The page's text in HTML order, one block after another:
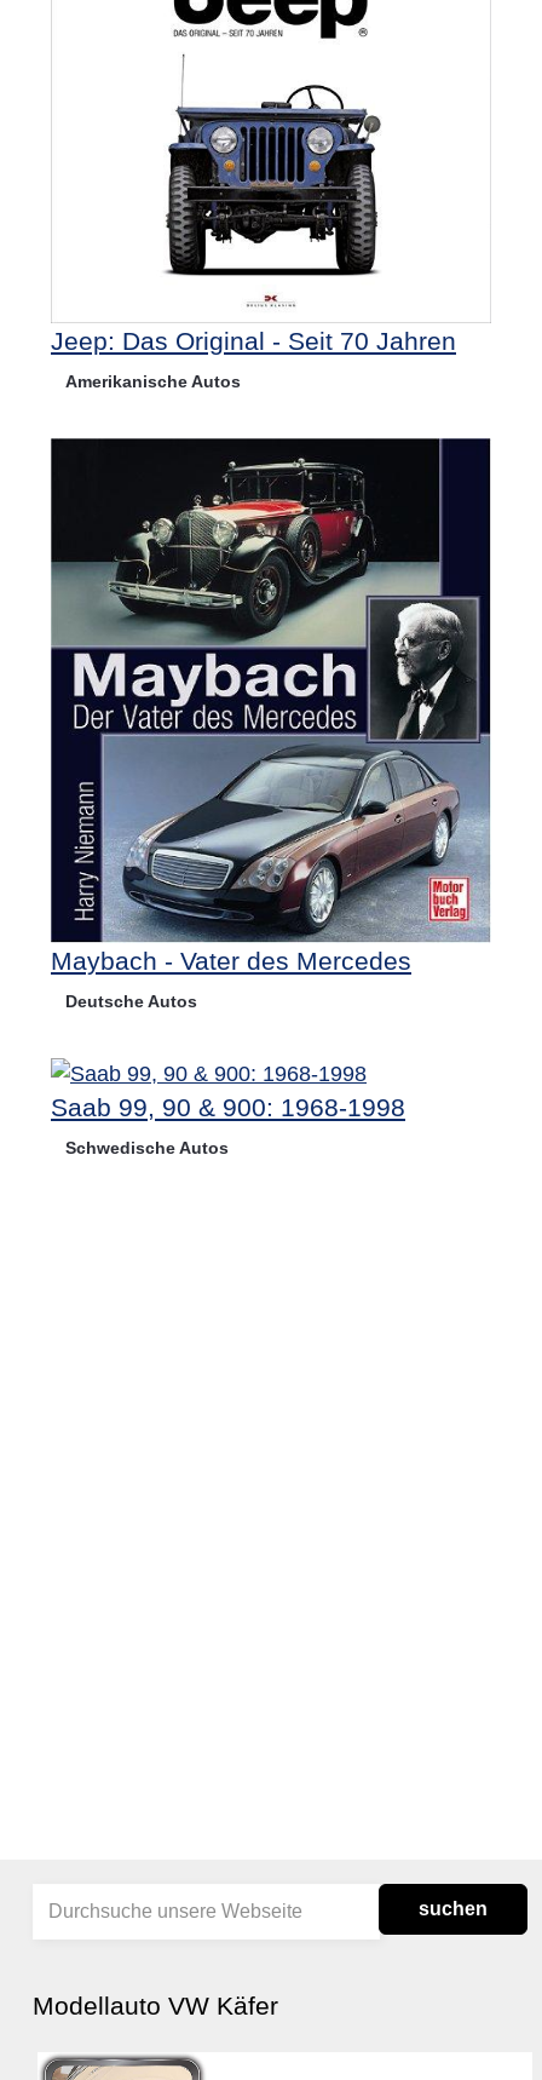
Jeep: Das Original - Seit 70 Jahren
Amerikanische Autos
Maybach - Vater des Mercedes
Deutsche Autos
Saab 99, 90 & 900: 1968-1998
Schwedische Autos
suchen
Modellauto VW Käfer